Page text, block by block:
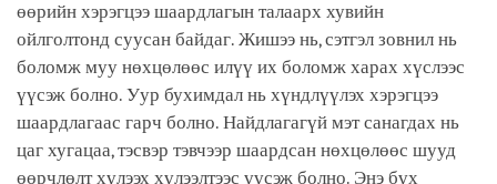
өөрийн хэрэгцээ шаардлагын талаарх хувийн
ойлголтонд суусан байдаг. Жишээ нь, сэтгэл зовнил нь
боломж муу нөхцөлөөс илүү их боломж харах хүслээс
үүсэж болно. Уур бухимдал нь хүндлүүлэх хэрэгцээ
шаардлагаас гарч болно. Найдлагагүй мэт санагдах нь
цаг хугацаа, тэсвэр тэвчээр шаардсан нөхцөлөөс шууд
өөрчлөлт хүлээх хүлээлтээс үүсэж болно. Энэ бүх